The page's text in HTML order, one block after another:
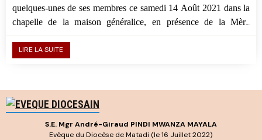
quelques-unes de ses membres ce samedi 14 Août 2021 dans la
chapelle de la maison généralice, en présence de la Mère
Générale de cette congrégation, la Révérende sœur Marie
BIZENGA.
LIRE LA SUITE
S.E. Mgr André-Giraud PINDI MWANZA MAYALA
Evêque du Diocèse de Matadi (le 16 Juillet 2022)